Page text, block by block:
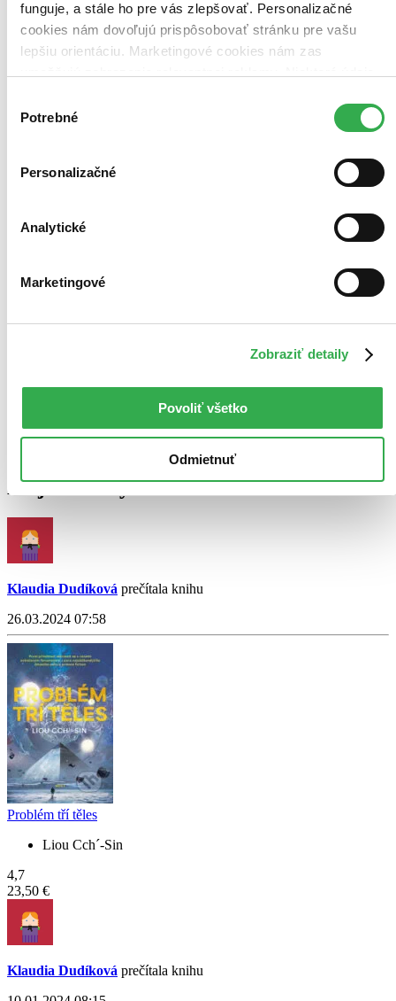
funguje, a stále ho pre vás zlepšovať. Personalizačné
cookies nám dovoľujú prispôsobovať stránku pre vašu
lepšiu orientáciu. Marketingové cookies nám zas
keby sme mohli používať všetky tieto cookies. Ďakujeme!
súhlasu
Potrebné
Personalizačné
Analytické
Marketingové
Zobraziť detaily
Povoliť všetko
Odmietnuť
Moje aktivity
Klaudia Dudíková prečítala knihu
26.03.2024 07:58
Problém tří těles
Liou Cch´-Sin
4,7
23,50 €
Klaudia Dudíková prečítala knihu